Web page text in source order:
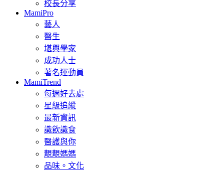
校長分享
MamiPro
藝人
醫生
堪輿學家
成功人士
著名運動員
MamiTrend
每週好去處
星級追縱
最新資訊
識飲識食
醫護與你
靚靚媽媽
品味。文化